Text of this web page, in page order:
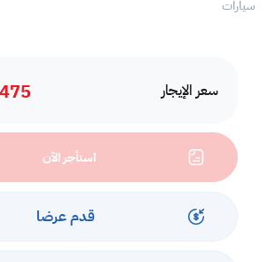
سعر الإيجار 475
استأجر الآن
قدم عرضا
سيارات